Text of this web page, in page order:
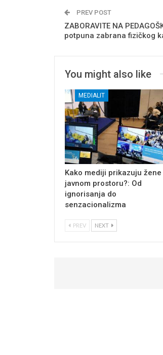
PREV POST
ZABORAVITE NA
potpuna zabrana fizičkog
You might also like
MEDIALIT
Kako mediji prikazuju žene
javnom prostoru?: Od
ignorisanja do
senzacionalizma
PREV NEXT